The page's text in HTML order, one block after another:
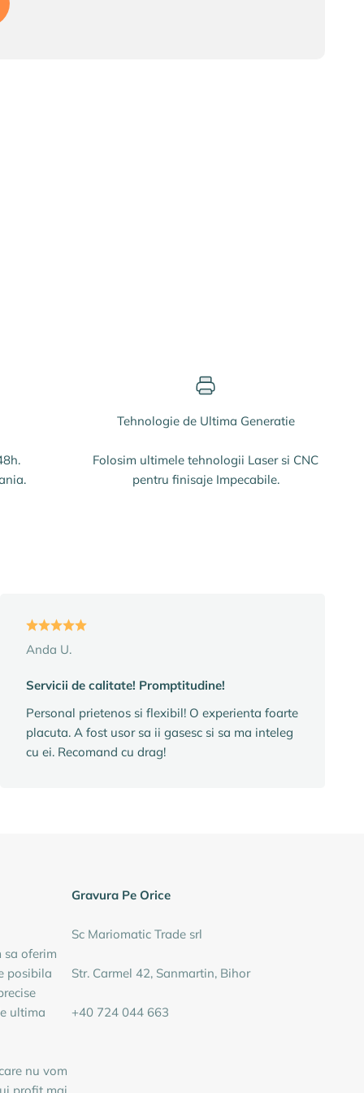
Tehnologie de Ultima Generatie
Folosim ultimele tehnologii Laser si CNC
pentru finisaje Impecabile.
Anda U.
Servicii de calitate! Promptitudine!
Personal prietenos si flexibil! O experienta foarte
placuta. A fost usor sa ii gasesc si sa ma inteleg
cu ei. Recomand cu drag!
sa oferim
posibila
ultima
nu vom
Gravura Pe Orice
Sc Mariomatic Trade srl
Str. Carmel 42, Sanmartin, Bihor
+40 724 044 663